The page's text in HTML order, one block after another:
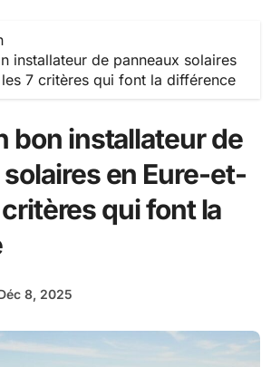
installateur de panneaux solaires
7 critères qui font la différence
bon installateur de
en Eure-et-
critères qui font la
8, 2025